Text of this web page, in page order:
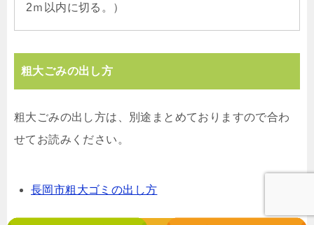
2ｍ以内に切る。）
粗大ごみの出し方
粗大ごみの出し方は、別途まとめておりますので合わ
せてお読みください。
長岡市粗大ゴミの出し方